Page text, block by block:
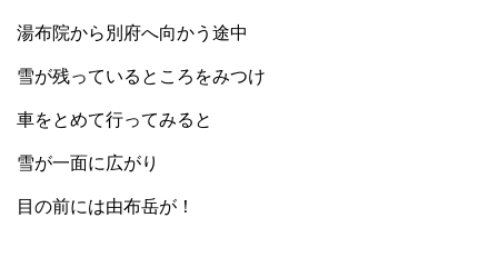
湯布院から別府へ向かう途中
雪が残っているところをみつけ
車をとめて行ってみると
雪が一面に広がり
目の前には由布岳が！